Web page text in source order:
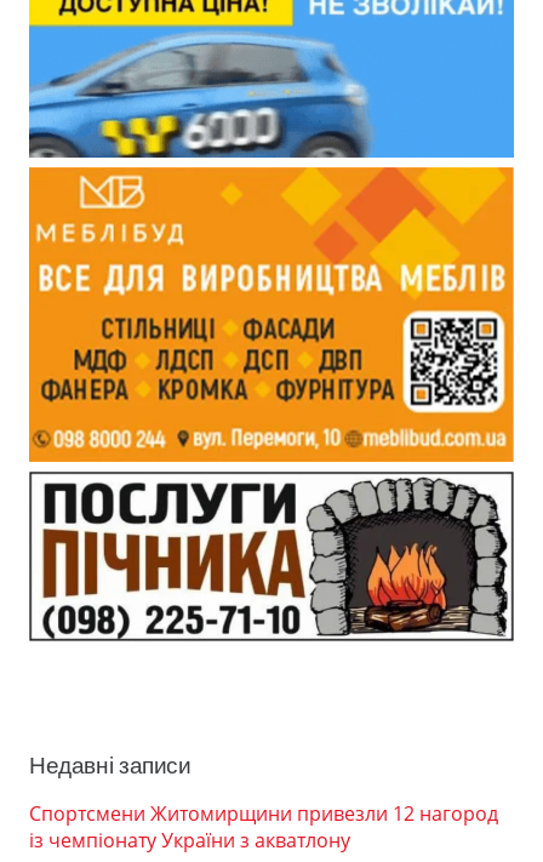
Недавні записи
Спортсмени Житомирщини привезли 12 нагород
із чемпіонату України з акватлону